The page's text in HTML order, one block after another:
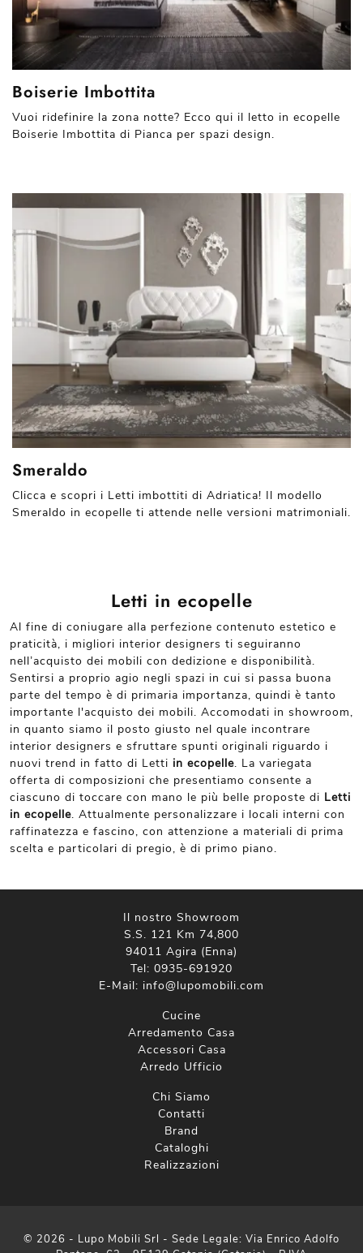
Boiserie Imbottita
Vuoi ridefinire la zona notte? Ecco qui il letto in ecopelle
Boiserie Imbottita di Pianca per spazi design.
Smeraldo
Clicca e scopri i Letti imbottiti di Adriatica! Il modello
Smeraldo in ecopelle ti attende nelle versioni matrimoniali.
Letti in ecopelle
Al fine di coniugare alla perfezione contenuto estetico e
praticità, i migliori interior designers ti seguiranno
nell’acquisto dei mobili con dedizione e disponibilità.
Sentirsi a proprio agio negli spazi in cui si passa buona
parte del tempo è di primaria importanza, quindi è tanto
importante l'acquisto dei mobili. Accomodati in showroom,
in quanto siamo il posto giusto nel quale incontrare
interior designers e sfruttare spunti originali riguardo i
nuovi trend in fatto di Letti in ecopelle. La variegata
offerta di composizioni che presentiamo consente a
ciascuno di toccare con mano le più belle proposte di Letti
in ecopelle. Attualmente personalizzare i locali interni con
raffinatezza e fascino, con attenzione a materiali di prima
scelta e particolari di pregio, è di primo piano.
Il nostro Showroom
S.S. 121 Km 74,800
94011 Agira (Enna)
Tel: 0935-691920
E-Mail: info@lupomobili.com
Cucine
Arredamento Casa
Accessori Casa
Arredo Ufficio
Chi Siamo
Contatti
Brand
Cataloghi
Realizzazioni
© 2026 - Lupo Mobili Srl - Sede Legale: Via Enrico Adolfo